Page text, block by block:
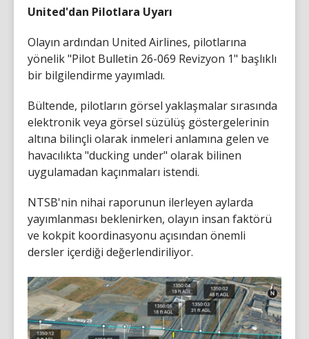
United'dan Pilotlara Uyarı
Olayın ardından United Airlines, pilotlarına
yönelik "Pilot Bulletin 26-069 Revizyon 1" başlıklı
bir bilgilendirme yayımladı.
Bültende, pilotların görsel yaklaşmalar sırasında
elektronik veya görsel süzülüş göstergelerinin
altına bilinçli olarak inmeleri anlamına gelen ve
havacılıkta "ducking under" olarak bilinen
uygulamadan kaçınmaları istendi.
NTSB'nin nihai raporunun ilerleyen aylarda
yayımlanması beklenirken, olayın insan faktörü
ve kokpit koordinasyonu açısından önemli
dersler içerdiği değerlendiriliyor.